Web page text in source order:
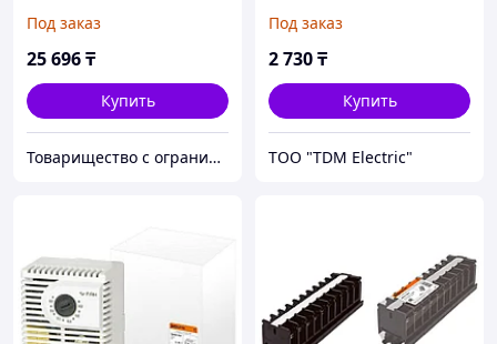
0114 (323 мм)
Под заказ
25 696₸
Купить
Товарищество с ограниченной ответственностью "Nabludenie.kz"
Под заказ
2 730₸
Купить
ТОО "TDM Electric"